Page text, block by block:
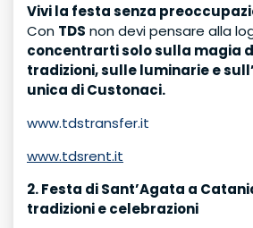
Vivi la festa senza
Con TDS non devi pensare alla
concentrarti solo sulla magia
tradizioni, sulle luminarie e
unica di Custonaci.
www.tdstransfer.it
www.tdsrent.it
2. Festa di Sant’Agata a
tradizioni e celebrazioni